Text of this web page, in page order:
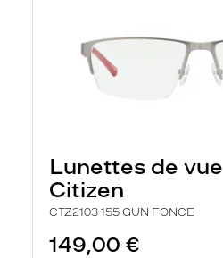
Lunettes de vue
Citizen
CTZ2103 155 GUN FONCE
149,00 €